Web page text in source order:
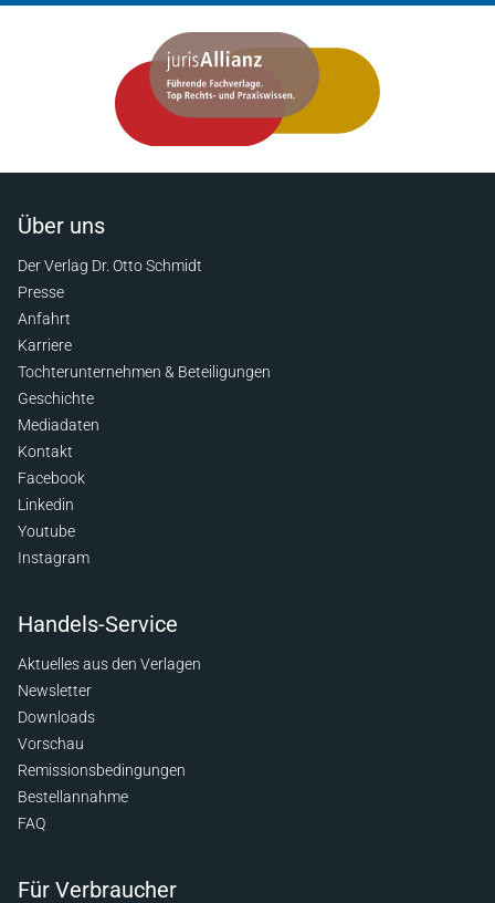
Über uns
Der Verlag Dr. Otto Schmidt
Presse
Anfahrt
Karriere
Tochterunternehmen & Beteiligungen
Geschichte
Mediadaten
Kontakt
Facebook
Linkedin
Youtube
Instagram
Handels-Service
Aktuelles aus den Verlagen
Newsletter
Downloads
Vorschau
Remissionsbedingungen
Bestellannahme
FAQ
Für Verbraucher